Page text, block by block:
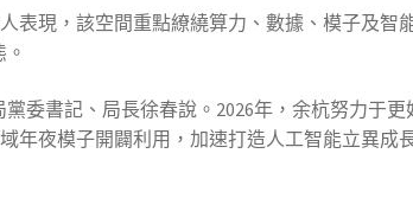
表現，該空間重點繚繞算力、數據、模子及智
委書記、局長徐春說。2026年，余杭努力于更
年夜模子開闢利用，加速打造人工智能立異成